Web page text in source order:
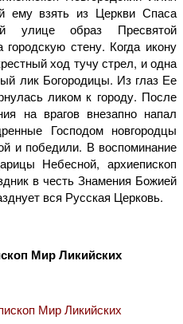
ему взять из Церкви Спаса
улице образ Пресвятой
стену. Когда икону
ход тучу стрел, и одна
лик Богородицы. Из глаз Ее
ликом к городу. После
на врагов внезапно напал
Господом новгородцы
и победили. В воспоминание
Небесной, архиепископ
в честь Знамения Божией
вся Русская Церковь.
Мир Ликийских